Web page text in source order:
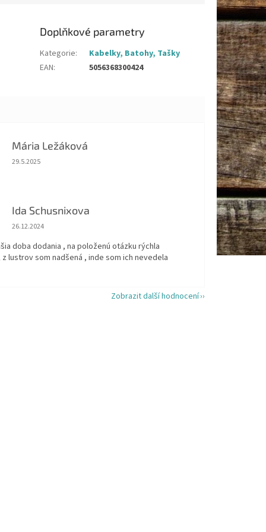
Doplňkové parametry
Kategorie:
Kabelky, Batohy, Tašky
EAN: 5056368300424
Mária Ležáková
Hodnocení obchodu je 5 z 5 hvězdiček.
29.5.2025
Ida Schusnixova
Hodnocení obchodu je 5 z 5 hvězdiček.
26.12.2024
doba dodania , na položenú otázku rýchla
lustrov som nadšená , inde som ich nevedela
Zobrazit další hodnocení